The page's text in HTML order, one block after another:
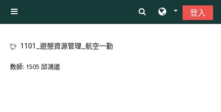
側板
登入
1101_遊憩資源管理_航空一勤
教師: 1505 邱鴻遠